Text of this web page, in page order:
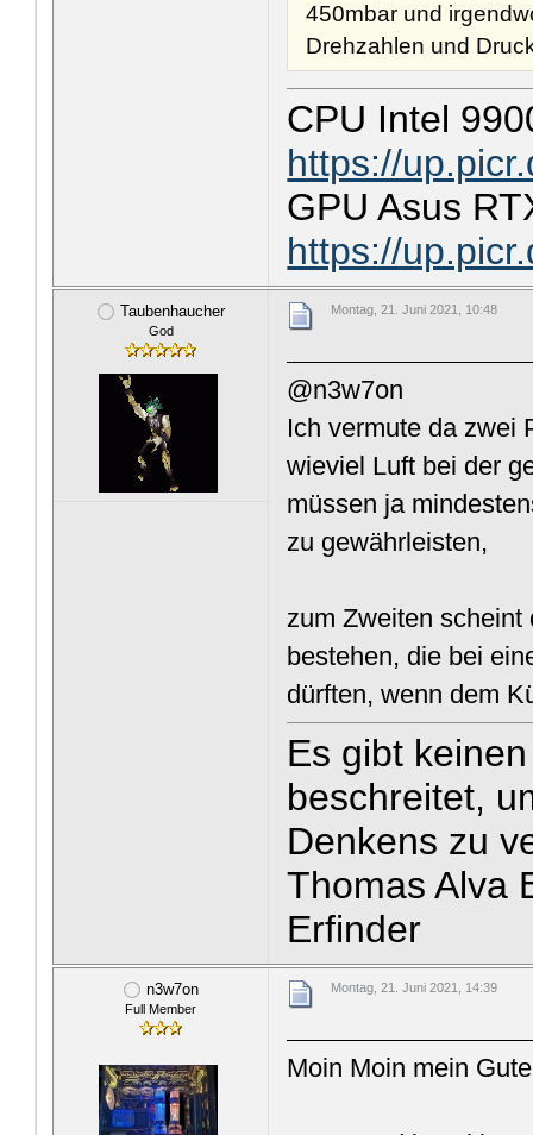
450mbar und
Drehzahlen und
CPU Intel
https://
GPU Asus
https://
Taubenhaucher
God
Montag, 21. Juni 2021, 10:48
@n3w7on
Ich vermute da zwei
wieviel Luft bei der
müssen ja
zu gewährleisten,
zum Zweiten
bestehen, die bei
dürften, wenn dem
Es gibt
beschreitet,
Denkens zu
Thomas Alva
Erfinder
n3w7on
Full Member
Montag, 21. Juni 2021, 14:39
Moin Moin mein